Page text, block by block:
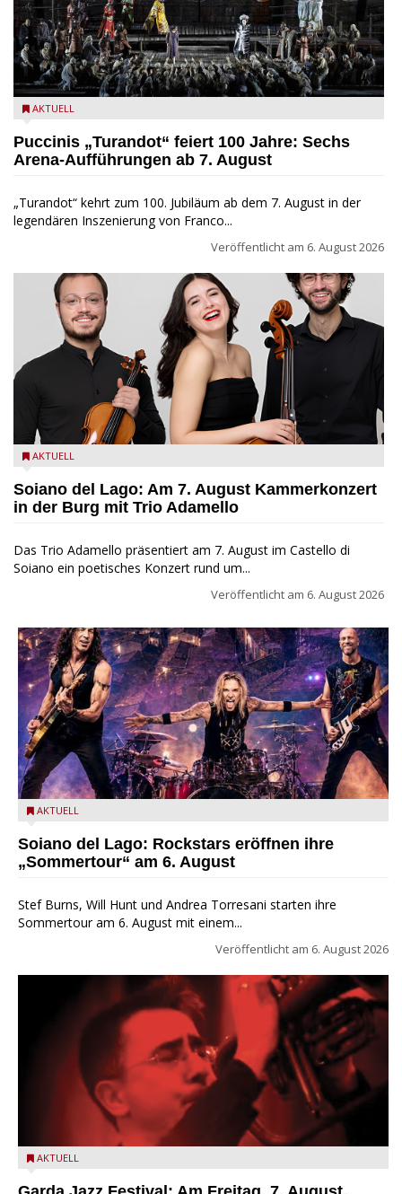
Turandot in der Arena von Verona - Ennevi für Fondazione
AKTUELL
Puccinis „Turandot“ feiert 100 Jahre: Sechs
Arena-Aufführungen ab 7. August
„Turandot“ kehrt zum 100. Jubiläum ab dem 7. August in der
legendären Inszenierung von Franco...
Veröffentlicht am 6. August 2026
Trio Adamello
AKTUELL
Soiano del Lago: Am 7. August Kammerkonzert
in der Burg mit Trio Adamello
Das Trio Adamello präsentiert am 7. August im Castello di
Soiano ein poetisches Konzert rund um...
Veröffentlicht am 6. August 2026
Stef Burns, Will Hunt und Andrea Torresani im Summer Rock
AKTUELL
Soiano del Lago: Rockstars eröffnen ihre
„Sommertour“ am 6. August
Stef Burns, Will Hunt und Andrea Torresani starten ihre
Sommertour am 6. August mit einem...
Veröffentlicht am 6. August 2026
Beppe Zorzella Trio zu Gast beim Garda Jazz Festival
AKTUELL